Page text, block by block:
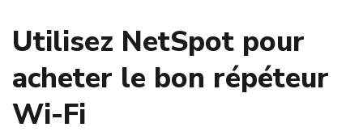
Utilisez NetSpot pour
acheter le bon répéteur
Wi-Fi